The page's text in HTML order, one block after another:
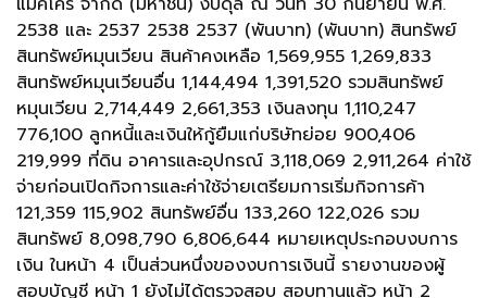
2538 และ 2537 2538 2537 (พันบาท) (พันบาท) สินทรัพย์
สินทรัพย์หมุนเวียน สินค้าคงเหลือ 1,569,955 1,269,833
สินทรัพย์หมุนเวียนอื่น 1,144,494 1,391,520 รวมสินทรัพย์
หมุนเวียน 2,714,449 2,661,353 เงินลงทุน 1,110,247
776,100 ลูกหนี้และเงินให้กู้ยืมแก่บริษัทย่อย 900,406
219,999 ที่ดิน อาคารและอุปกรณ์ 3,118,069 2,911,264 ค่าใช้
จ่ายก่อนเปิดกิจการและค่าใช้จ่ายเตรียมการเริ่มกิจการค้า
121,359 115,902 สินทรัพย์อื่น 133,260 122,026 รวม
สินทรัพย์ 8,098,790 6,806,644 หมายเหตุประกอบงบการ
เงิน ในหน้า 4 เป็นส่วนหนึ่งของงบการเงินนี้ รายงานของผู้
สอบบัญชี หน้า 1 ยังไม่ได้ตรวจสอบ สอบทานแล้ว หน้า 2